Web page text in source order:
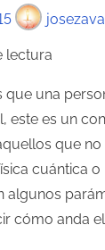
lectura
que una
este es un
que no
cuántica o
algunos
cómo anda